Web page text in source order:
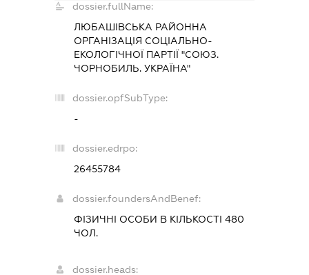
dossier.fullName:
ЛЮБАШІВСЬКА РАЙОННА
ОРГАНІЗАЦІЯ СОЦІАЛЬНО-
ЕКОЛОГІЧНОЇ ПАРТІЇ "СОЮЗ.
ЧОРНОБИЛЬ. УКРАЇНА"
dossier.opfSubType:
-
dossier.edrpo:
26455784
dossier.foundersAndBenef:
ФІЗИЧНІ ОСОБИ В КІЛЬКОСТІ 480
ЧОЛ.
dossier.heads: